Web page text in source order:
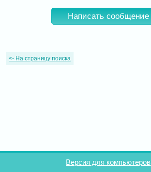
Написать сообщение
<- На страницу поиска
Версия для компьютеров